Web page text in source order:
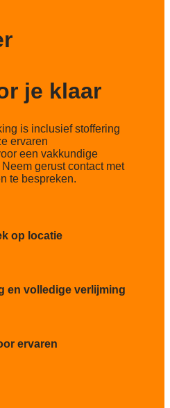
105-B02
A
grondstof in
je klaar
is inclusief stoffering
ervaren
een vakkundige
gerust contact met
te bespreken.
op locatie
en volledige verlijming
ervaren